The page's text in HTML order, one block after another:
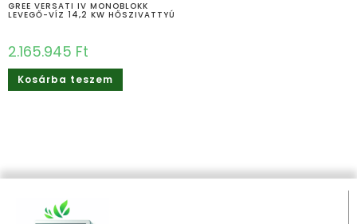
GREE VERSATI IV MONOBLOKK
LEVEGŐ-VÍZ 14,2 KW HŐSZIVATTYÚ
2.165.945 Ft
Kosárba teszem